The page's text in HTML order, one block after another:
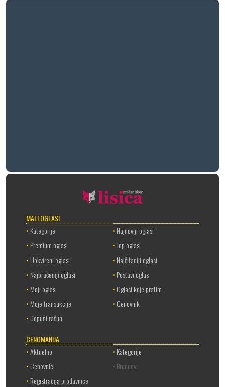
MALI OGLASI
• Kategorije • Najnoviji oglasi
• Premium oglasi •Top oglasi
• Uokvireni oglasi • Najčitaniji oglasi
• Najpraćeniji oglasi • Postavi oglas
• Moji oglasi • Oglasi koje pratim
• Moje transakcije • Cenovnik
• Dopuni račun
CENOMANIJA
•Aktuelno • Kategorije
• Cenovnici
• Brendovi
• Registracija prodavnice